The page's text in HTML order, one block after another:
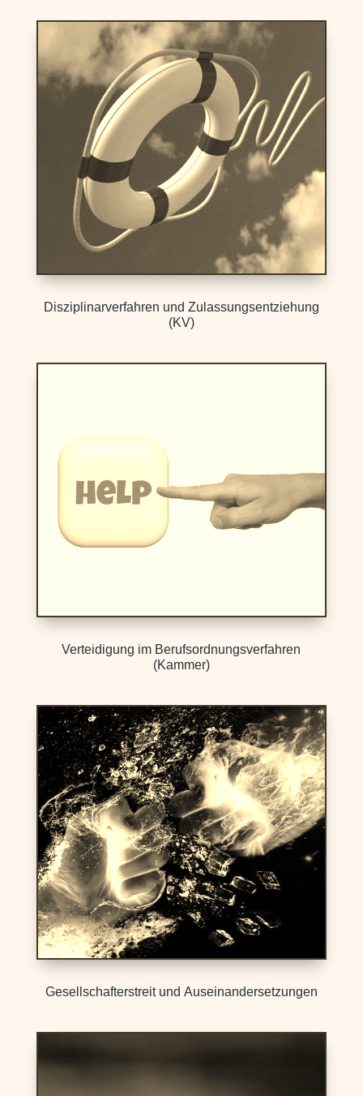
Disziplinarverfahren und Zulassungsentziehung
(KV)
Verteidigung im Berufsordnungsverfahren
(Kammer)
Gesellschafterstreit und Auseinandersetzungen